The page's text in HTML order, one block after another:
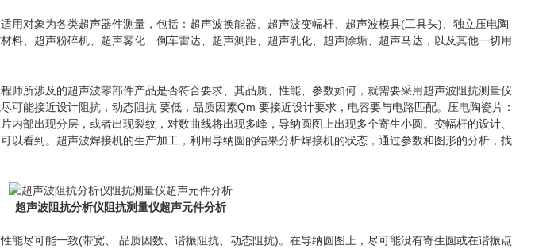
对象为各类超声器件测量，包括：超声波换能器、超声波变幅杆、超声波模具(工具头)、独立压电陶
料、超声粉碎机、超声雾化、倒车雷达、超声测距、超声乳化、超声除垢、超声马达，以及其他一切用
所涉及的超声波零部件产品是否符合要求、其品质、性能、参数如何，就需要采用超声波阻抗测量仪
可能接近设计阻抗，动态阻抗 要低，品质因素Qm 要接近设计要求，电容要与电路匹配。压电陶瓷片：
内部出现分层，或者出现裂纹，对数曲线将出现多峰，导纳圆图上出现多个寄生小圆。变幅杆的设计、
以看到。超声波焊接机的生产加工，利用导纳圆的结果分析焊接机的状态，通过参数和图形的分析，找
超声波阻抗分析仪阻抗测量仪超声元件分析
尽可能一致(带宽、 品质因数、谐振阻抗、动态阻抗)。在导纳圆图上，尽可能没有寄生圆或在谐振点